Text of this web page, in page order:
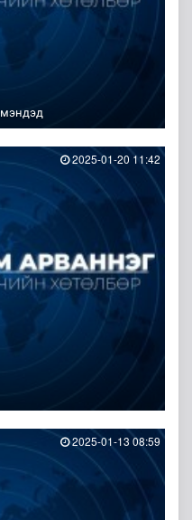
2025-01-20 11:42
2025-01-13 08:59